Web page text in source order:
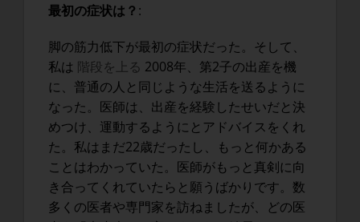
最初の症状は？ :
脚の筋力低下が最初の症状だった。そして、
私は 階段を上る 2008年、第2子の出産を機
に、普通の人と同じような生活を送るように
なった。医師は、出産を経験したせいだと決
めつけ、運動するようにとアドバイスをくれ
た。私はまだ22歳だったし、もっと何かある
ことはわかっていた。医師がもっと真剣に向
き合ってくれていたらと願うばかりです。数
多くの医者や専門家を訪ねましたが、どの医